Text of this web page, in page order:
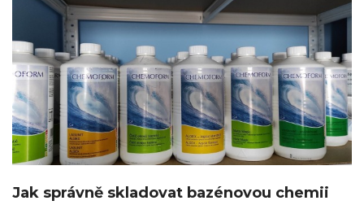
Jak správně skladovat bazénovou chemii